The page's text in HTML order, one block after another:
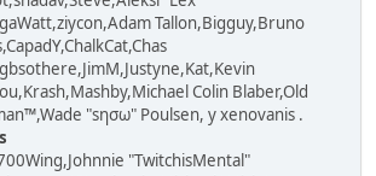
Tallon,Bigguy,Bruno
Colin Blaber,Old
"sησω" Poulsen, y xenovanis .
"TwitchisMental"